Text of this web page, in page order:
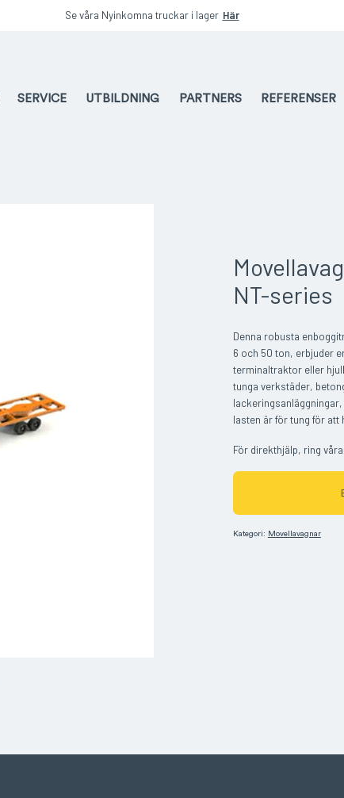
Se våra Nyinkomna truckar i lager Här
SERVICE UTBILDNING PARTNERS REFERENSER
NT-series
Denna robusta
6 och 50 ton, erbjuder
terminaltraktor eller
tunga verkstäder,
lasten är för tung för att
För direkthjälp, ring
Kategori: Movellavagnar